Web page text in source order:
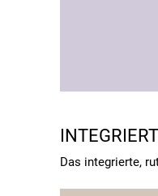
Das integrierte,